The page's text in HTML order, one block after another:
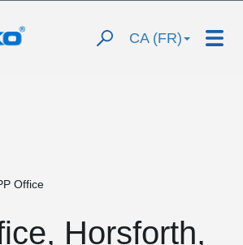
CA (FR)
Office
Horsforth,